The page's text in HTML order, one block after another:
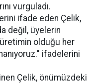
vurguladı.
ifade eden Çelik,
değil, üyelerin
üretimin olduğu her
ifadelerini
Çelik, önümüzdeki